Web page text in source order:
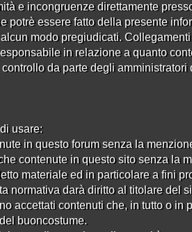
Regolamento-Cookie Policy
e incongruenze direttamente
potrè essere fatto della presente
modo pregiudicati.
in relazione a quanto
da parte degli
usare:
in questo forum senza la
contenute in questo sito senza la
materiale ed in particolare a fini
normativa darà diritto al titolare del
accettati contenuti che, in tutto o
buoncostume.